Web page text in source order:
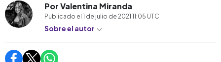
Por Valentina Miranda
Publicado el 1 de julio de 2021 11:05 UTC
Sobre el autor